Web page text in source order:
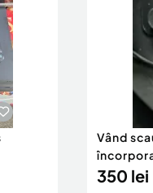
Vând
350 lei